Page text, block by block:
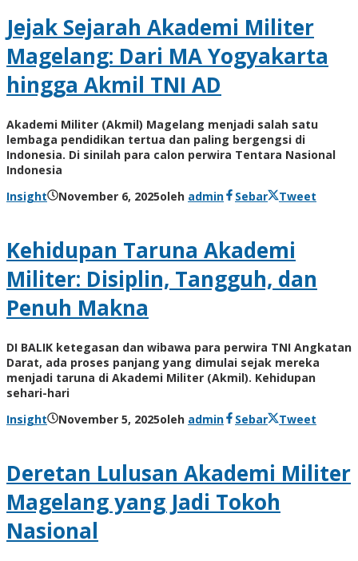
Jejak Sejarah Akademi Militer
Magelang: Dari MA Yogyakarta
hingga Akmil TNI AD
Akademi Militer (Akmil) Magelang menjadi salah satu
lembaga pendidikan tertua dan paling bergengsi di
Indonesia. Di sinilah para calon perwira Tentara Nasional
Indonesia
Insight
November 6, 2025oleh admin Sebar Tweet
Kehidupan Taruna Akademi
Militer: Disiplin, Tangguh, dan
Penuh Makna
DI BALIK ketegasan dan wibawa para perwira TNI Angkatan
Darat, ada proses panjang yang dimulai sejak mereka
menjadi taruna di Akademi Militer (Akmil). Kehidupan
sehari-hari
Insight
November 5, 2025oleh admin Sebar Tweet
Deretan Lulusan Akademi Militer
Magelang yang Jadi Tokoh
Nasional